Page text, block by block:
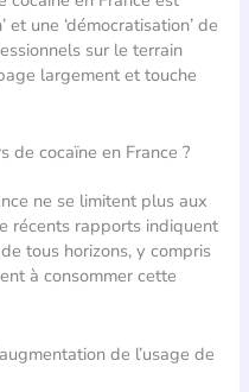
et une ‘démocratisation’ de
sur le terrain
largement et touche
de cocaïne en France ?
ne se limitent plus aux
récents rapports indiquent
tous horizons, y compris
à consommer cette
de l’usage de